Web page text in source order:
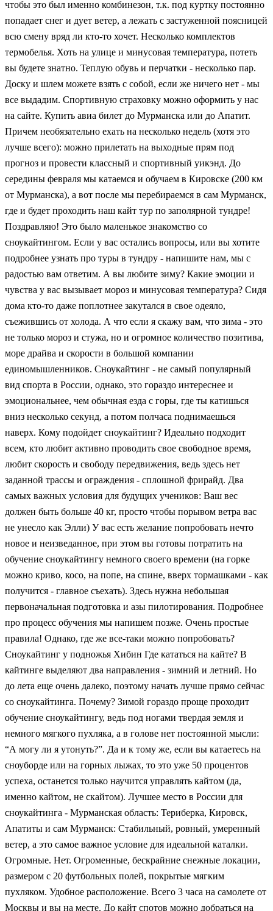
чтобы это был именно комбинезон, т.к. под куртку постоянно
попадает снег и дует ветер, а лежать с застуженной поясницей
всю смену вряд ли кто-то хочет. Несколько комплектов
термобелья. Хоть на улице и минусовая температура, потеть
вы будете знатно. Теплую обувь и перчатки - несколько пар.
Доску и шлем можете взять с собой, если же ничего нет - мы
все выдадим. Спортивную страховку можно оформить у нас
на сайте. Купить авиа билет до Мурманска или до Апатит.
Причем необязательно ехать на несколько недель (хотя это
лучше всего): можно прилетать на выходные прям под
прогноз и провести классный и спортивный уикэнд. До
середины февраля мы катаемся и обучаем в Кировске (200 км
от Мурманска), а вот после мы перебираемся в сам Мурманск,
где и будет проходить наш кайт тур по заполярной тундре!
Поздравляю! Это было маленькое знакомство со
сноукайтингом. Если у вас остались вопросы, или вы хотите
подробнее узнать про туры в тундру - напишите нам, мы с
радостью вам ответим. А вы любите зиму? Какие эмоции и
чувства у вас вызывает мороз и минусовая температура? Сидя
дома кто-то даже поплотнее закутался в свое одеяло,
съежившись от холода. А что если я скажу вам, что зима - это
не только мороз и стужа, но и огромное количество позитива,
море драйва и скорости в большой компании
единомышленников. Сноукайтинг - не самый популярный
вид спорта в России, однако, это гораздо интереснее и
эмоциональнее, чем обычная езда с горы, где ты катишься
вниз несколько секунд, а потом полчаса поднимаешься
наверх. Кому подойдет сноукайтинг? Идеально подходит
всем, кто любит активно проводить свое свободное время,
любит скорость и свободу передвижения, ведь здесь нет
заданной трассы и ограждения - сплошной фрирайд. Два
самых важных условия для будущих учеников: Ваш вес
должен быть больше 40 кг, просто чтобы порывом ветра вас
не унесло как Элли) У вас есть желание попробовать нечто
новое и неизведанное, при этом вы готовы потратить на
обучение сноукайтингу немного своего времени (на горке
можно криво, косо, на попе, на спине, вверх тормашками - как
получится - главное съехать). Здесь нужна небольшая
первоначальная подготовка и азы пилотирования. Подробнее
про процесс обучения мы напишем позже. Очень простые
правила! Однако, где же все-таки можно попробовать?
Сноукайтинг у подножья Хибин Где кататься на кайте? В
кайтинге выделяют два направления - зимний и летний. Но
до лета еще очень далеко, поэтому начать лучше прямо сейчас
со сноукайтинга. Почему? Зимой гораздо проще проходит
обучение сноукайтингу, ведь под ногами твердая земля и
немного мягкого пухляка, а в голове нет постоянной мысли:
“А могу ли я утонуть?”. Да и к тому же, если вы катаетесь на
сноуборде или на горных лыжах, то это уже 50 процентов
успеха, останется только научится управлять кайтом (да,
именно кайтом, не скайтом). Лучшее место в России для
сноукайтинга - Мурманская область: Териберка, Кировск,
Апатиты и сам Мурманск: Стабильный, ровный, умеренный
ветер, а это самое важное условие для идеальной каталки.
Огромные. Нет. Огроменные, бескрайние снежные локации,
размером с 20 футбольных полей, покрытые мягким
пухляком. Удобное расположение. Всего 3 часа на самолете от
Москвы и вы на месте. До кайт спотов можно добраться на